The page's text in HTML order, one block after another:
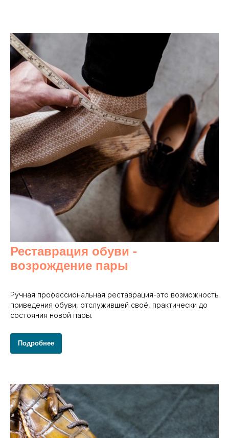
Реставрация обуви -
возрождение пары
Ручная профессиональная реставрация-это возможность
приведения обуви, отслужившей своё, практически до
состояния новой пары.
Подробнее